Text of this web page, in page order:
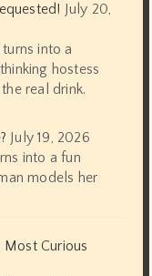
July 20,
into a
hostess
real drink.
July 19, 2026
into a fun
models her
Most Curious